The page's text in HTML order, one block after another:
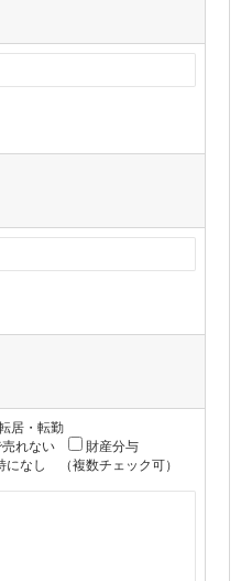
居・転勤
れない
財産分与
になし
（複数チェック可）